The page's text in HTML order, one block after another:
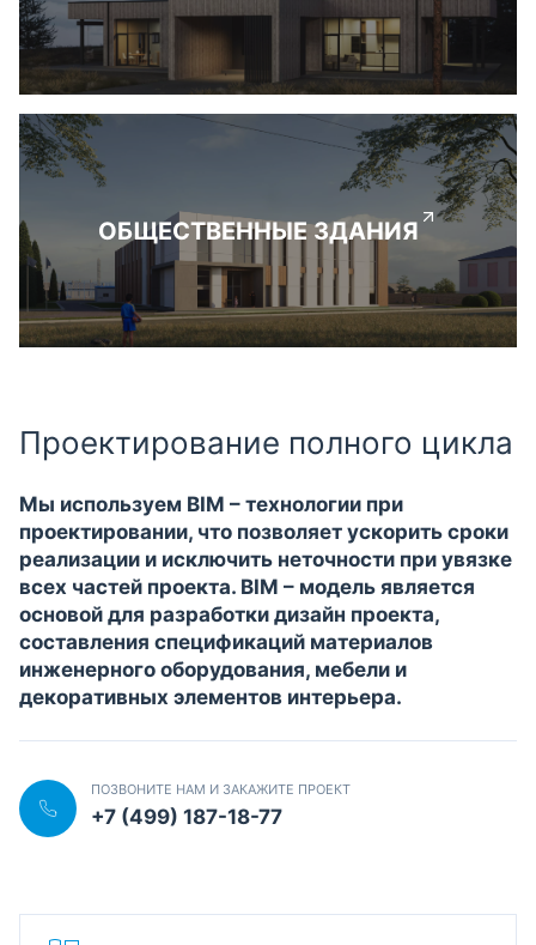
ОБЩЕСТВЕННЫЕ ЗДАНИЯ
Проектирование полного цикла
Мы используем BIM – технологии при
проектировании, что позволяет ускорить сроки
реализации и исключить неточности при увязке
всех частей проекта. BIM – модель является
основой для разработки дизайн проекта,
составления спецификаций материалов
инженерного оборудования, мебели и
декоративных элементов интерьера.
ПОЗВОНИТЕ НАМ И ЗАКАЖИТЕ ПРОЕКТ
+7 (499) 187-18-77